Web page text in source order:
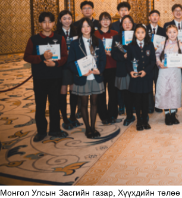
Монгол Улсын Засгийн газар, Хүүхдийн
ТӨЛӨӨЛӨГЧИЙН ГАЗАРТ
ОРЛОГО ШИЛЖҮҮЛСЭН БОЛ 20
ХУВИАР ТАТВАР СУУТГАНА